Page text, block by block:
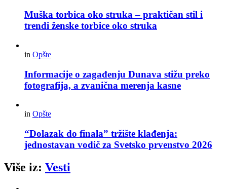
Muška torbica oko struka – praktičan stil i
trendi ženske torbice oko struka
in Opšte
Informacije o zagađenju Dunava stižu preko
fotografija, a zvanična merenja kasne
in Opšte
“Dolazak do finala” tržište klađenja:
jednostavan vodič za Svetsko prvenstvo 2026
Više iz: Vesti